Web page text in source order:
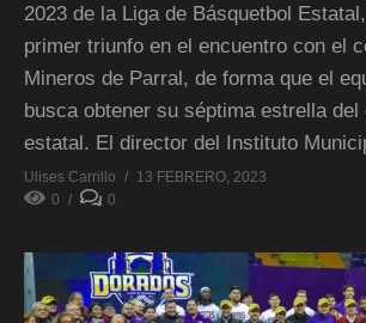
2023 de la Liga de Básquetbol
primer triunfo en el encuentro con el
Mineros de Parral, de forma que el
busca obtener su séptima estrella del
estatal. El director del Instituto
Ulises Carrillo
13 FEBRERO, 2023
0
0